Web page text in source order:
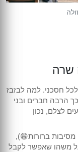
שרה
חסכני. למה לבזבז
הרבה חברים ובני
לצלם, נכון
ברורות😁),
משהו שאפשר לקבל